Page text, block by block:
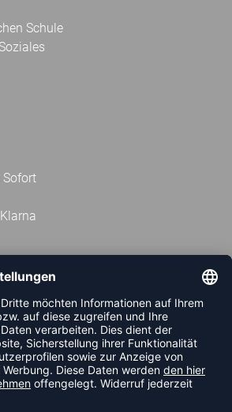
Schule
Sofort
KOSTENLOSEN
UND VERPASSE KEINE
MEHR.
JETZT ANMELDEN